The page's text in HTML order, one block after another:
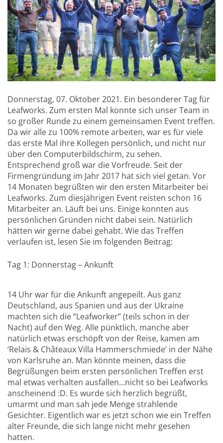
Donnerstag, 07. Oktober 2021. Ein besonderer Tag für
Leafworks. Zum ersten Mal konnte sich unser Team in
so großer Runde zu einem gemeinsamen Event treffen.
Da wir alle zu 100% remote arbeiten, war es für viele
das erste Mal ihre Kollegen persönlich, und nicht nur
über den Computerbildschirm, zu sehen.
Entsprechend groß war die Vorfreude. Seit der
Firmengründung im Jahr 2017 hat sich viel getan. Vor
14 Monaten begrüßten wir den ersten Mitarbeiter bei
Leafworks. Zum diesjährigen Event reisten schon 16
Mitarbeiter an. Läuft bei uns. Einige konnten aus
persönlichen Gründen nicht dabei sein. Natürlich
hätten wir gerne dabei gehabt. Wie das Treffen
verlaufen ist, lesen Sie im folgenden Beitrag:
Tag 1: Donnerstag – Ankunft
14 Uhr war für die Ankunft angepeilt. Aus ganz
Deutschland, aus Spanien und aus der Ukraine
machten sich die “Leafworker” (teils schon in der
Nacht) auf den Weg. Alle pünktlich, manche aber
natürlich etwas erschöpft von der Reise, kamen am
‘Relais & Châteaux Villa Hammerschmiede’ in der Nähe
von Karlsruhe an. Man könnte meinen, dass die
Begrüßungen beim ersten persönlichen Treffen erst
mal etwas verhalten ausfallen…nicht so bei Leafworks
anscheinend :D. Es wurde sich herzlich begrüßt,
umarmt und man sah jede Menge strahlende
Gesichter. Eigentlich war es jetzt schon wie ein Treffen
alter Freunde, die sich lange nicht mehr gesehen
hatten.